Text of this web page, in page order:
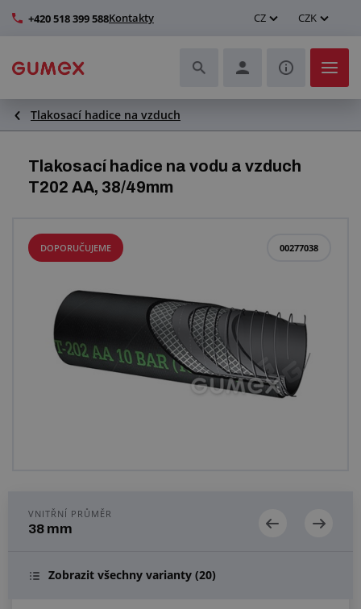
+420 518 399 588Kontakty CZ CZK
Hadice a jejich kompletace
Profily a výroba těsnění
Dopravníkové pásy a montáž
Zlepšení pracovního prostředí
Další pryžové a plastové výrobky
Centrum poptávek
Tlakosací hadice na vzduch
Tlakosací hadice na vodu a vzduch
T202 AA, 38/49mm
00277038
DOPORUČUJEME
VNITŘNÍ PRŮMĚR
38 mm
Zobrazit všechny varianty (20)